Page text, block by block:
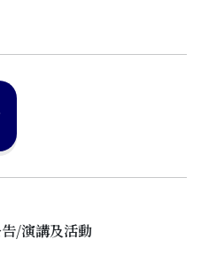
/演講及活動